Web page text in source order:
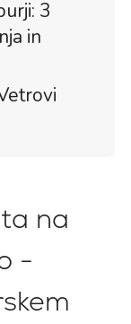
3
in
na
-